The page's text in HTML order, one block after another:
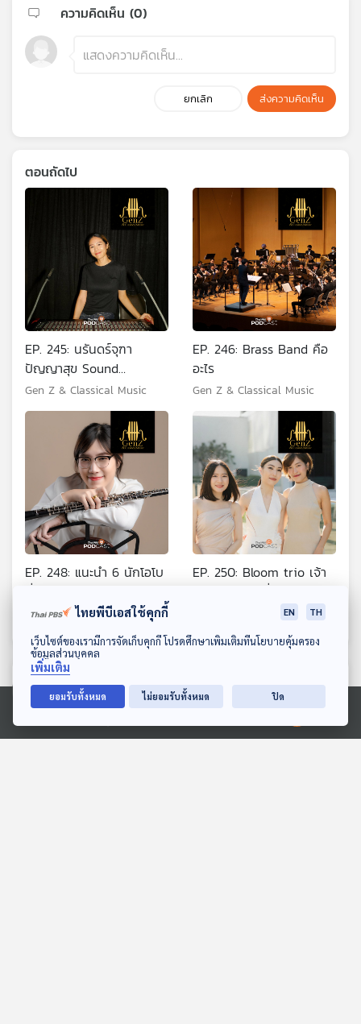
ดาวน์โหลด Thai PBS Podcast Application
Ⓒ 2020 องค์การกระจายเสียงและแพร่ภาพสาธารณะแห่งประเทศไทย
ความคิดเห็น (0)
ยกเลิก ส่งความคิดเห็น
ตอนถัดไป
EP. 245: นรันดร์จุฑา
ปัญญาสุข Sound
Engineer สาวสวย
Gen Z & Classical Music
EP. 246: Brass Band คือ
อะไร
Gen Z & Classical Music
EP. 248: แนะนำ 6 นักโอโบ
ที่ไม่ควรพลาด
Gen Z & Classical Music
EP. 250: Bloom trio เจ้า
แม่เพลงอนิเมชั่น แห่ง
วงการเพลงคลาสสิกไทย
Gen Z & Classical Music
ตอนที่เกี่ยวข้อง
ไทยพีบีเอสใช้คุกกี้ EN TH
เว็บไซต์ของเรามีการจัดเก็บคุกกี้ โปรดศึกษาเพิ่มเติมที่นโยบายคุ้มครอง
ข้อมูลส่วนบุคคล
เพิ่มเติม
ยอมรับทั้งหมด ไม่ยอมรับทั้งหมด ปิด